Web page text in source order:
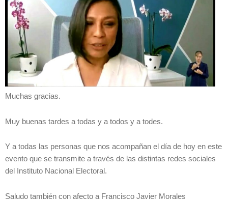
Muchas gracias.
Muy buenas tardes a todas y a todos y a todes.
Y a todas las personas que nos acompañan el día de hoy en este
evento que se transmite a través de las distintas redes sociales
del Instituto Nacional Electoral.
Saludo también con afecto a Francisco Javier Morales